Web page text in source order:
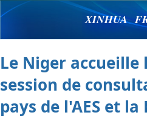
XINHUA
Le Niger accueille
session de
pays de l'AES et la